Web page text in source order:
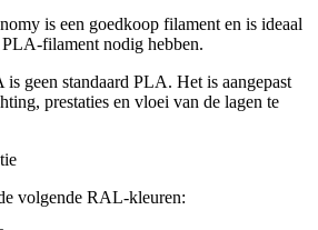
is een goedkoop filament en is ideaal
filament nodig hebben.
geen standaard PLA. Het is aangepast
prestaties en vloei van de lagen te
volgende RAL-kleuren: